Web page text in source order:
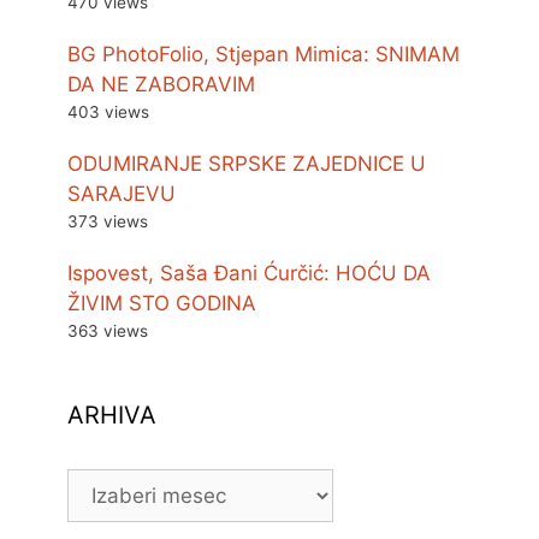
BG PhotoFolio, Stjepan Mimica: SNIMAM
DA NE ZABORAVIM
403 views
ODUMIRANJE SRPSKE ZAJEDNICE U
SARAJEVU
373 views
Ispovest, Saša Đani Ćurčić: HOĆU DA
ŽIVIM STO GODINA
363 views
ARHIVA
ARHIVA